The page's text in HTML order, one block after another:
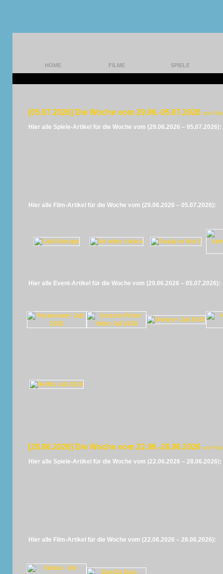
HOME FILME SPIELE
[05.07.2026] Die Woche vom 29.06.-05.07.2026 von
Hier alle Spiele-Artikel für die Woche vom (29.06.2026 – 05.07.2026):
Hier alle Film-Artikel für die Woche vom (29.06.2026 – 05.07.2026):
Hier alle Event-Artikel für die Woche vom (29.06.2026 – 05.07.2026):
[28.06.2026] Die Woche vom 22.06.-28.06.2026 von
Hier alle Spiele-Artikel für die Woche vom (22.06.2026 – 28.06.2026):
Hier alle Film-Artikel für die Woche vom (22.06.2026 – 28.06.2026):